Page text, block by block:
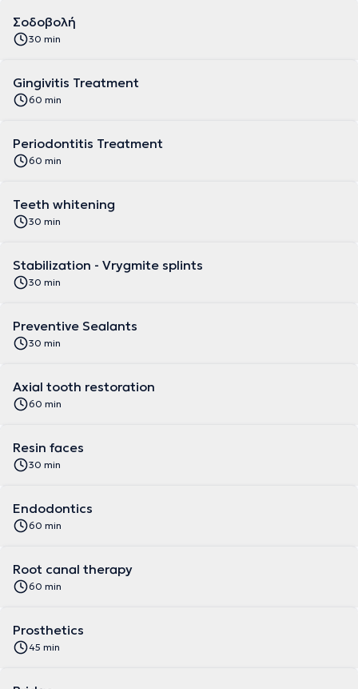
Σοδοβολή
30 min
Gingivitis Treatment
60 min
Periodontitis Treatment
60 min
Teeth whitening
30 min
Stabilization - Vrygmite splints
30 min
Preventive Sealants
30 min
Axial tooth restoration
60 min
Resin faces
30 min
Endodontics
60 min
Root canal therapy
60 min
Prosthetics
45 min